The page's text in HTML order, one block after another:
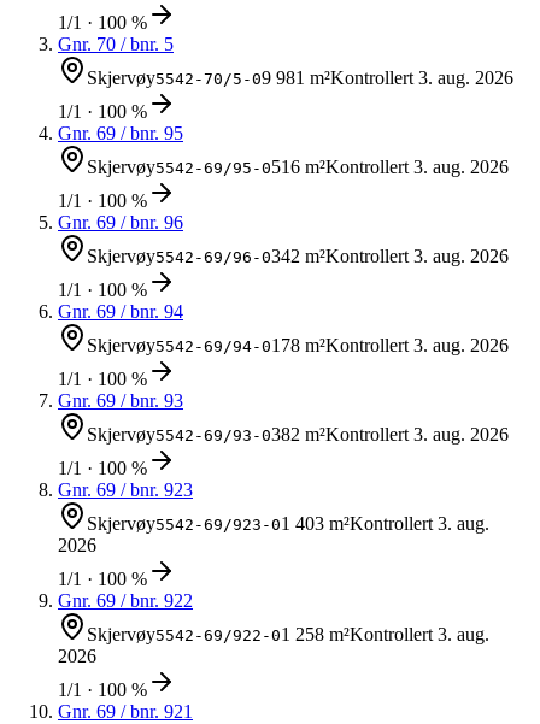
1/1 · 100 %
Gnr. 70 / bnr. 5
Skjervøy5542-70/5-09 981 m²Kontrollert 3. aug. 2026
1/1 · 100 %
Gnr. 69 / bnr. 95
Skjervøy5542-69/95-0516 m²Kontrollert 3. aug. 2026
1/1 · 100 %
Gnr. 69 / bnr. 96
Skjervøy5542-69/96-0342 m²Kontrollert 3. aug. 2026
1/1 · 100 %
Gnr. 69 / bnr. 94
Skjervøy5542-69/94-0178 m²Kontrollert 3. aug. 2026
1/1 · 100 %
Gnr. 69 / bnr. 93
Skjervøy5542-69/93-0382 m²Kontrollert 3. aug. 2026
1/1 · 100 %
Gnr. 69 / bnr. 923
Skjervøy5542-69/923-01 403 m²Kontrollert 3. aug.
2026
1/1 · 100 %
Gnr. 69 / bnr. 922
Skjervøy5542-69/922-01 258 m²Kontrollert 3. aug.
2026
1/1 · 100 %
Gnr. 69 / bnr. 921